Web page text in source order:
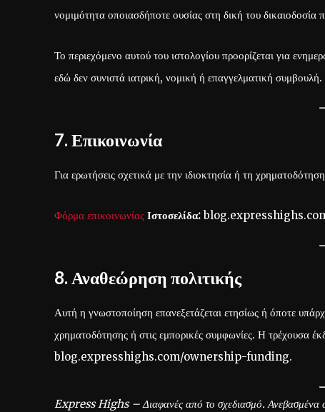
νομιμότητα οποιασδήποτε ουσίας στη δική του
Το περιεχόμενο αυτού του ιστολογίου προορίζεται για
εδώ δεν συνιστά ιατρική, νομική ή επαγγελματική συμβουλή.
7. Επικοινωνία
Για ερωτήσεις σχετικά με την ιδιοκτησία ή τη
Φόρμα επικοινωνίας Ιστοσελίδα:
8. Αναθεώρηση πολιτικής
Αυτή η γνωστοποίηση επανεξετάζεται ετησίως ή όποτε
χρηματοδότησης ή στις εμπορικές συμφωνίες. Η τρέχουσα
blog.expresshighs.com/ownership-funding.
Express Highs – Διαφανές από το σχεδιασμό. Ανεβασμένα